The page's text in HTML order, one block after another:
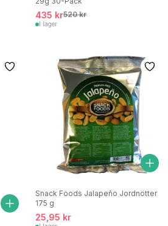
435 kr520 kr
I lager
Snack Foods Jalapeño Jordnötter
175 g
25,95 kr